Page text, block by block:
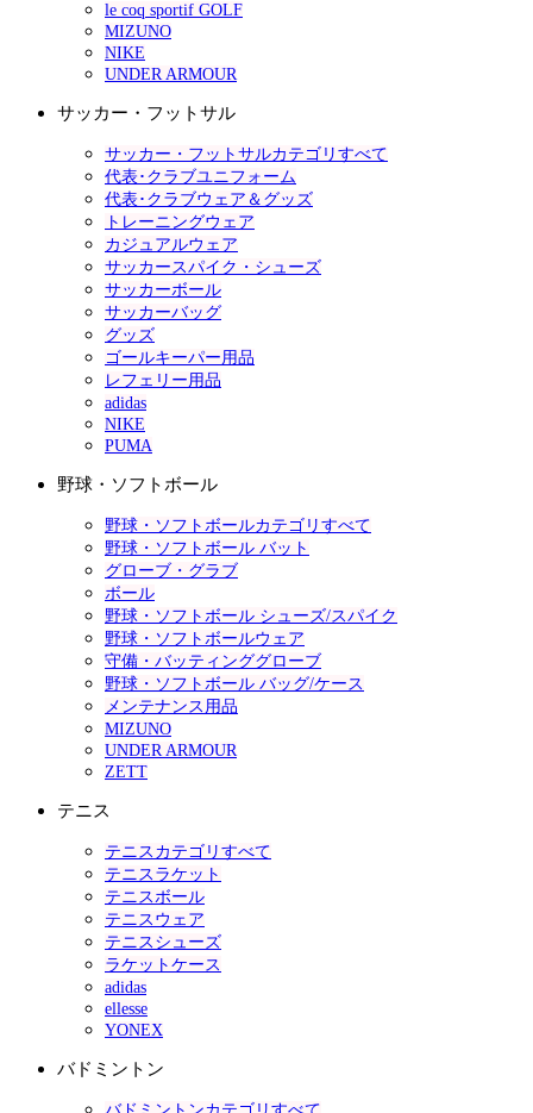
le coq sportif GOLF
MIZUNO
NIKE
UNDER ARMOUR
サッカー・フットサル
サッカー・フットサルカテゴリすべて
代表･クラブユニフォーム
代表･クラブウェア＆グッズ
トレーニングウェア
カジュアルウェア
サッカースパイク・シューズ
サッカーボール
サッカーバッグ
グッズ
ゴールキーパー用品
レフェリー用品
adidas
NIKE
PUMA
野球・ソフトボール
野球・ソフトボールカテゴリすべて
野球・ソフトボール バット
グローブ・グラブ
ボール
野球・ソフトボール シューズ/スパイク
野球・ソフトボールウェア
守備・バッティンググローブ
野球・ソフトボール バッグ/ケース
メンテナンス用品
MIZUNO
UNDER ARMOUR
ZETT
テニス
テニスカテゴリすべて
テニスラケット
テニスボール
テニスウェア
テニスシューズ
ラケットケース
adidas
ellesse
YONEX
バドミントン